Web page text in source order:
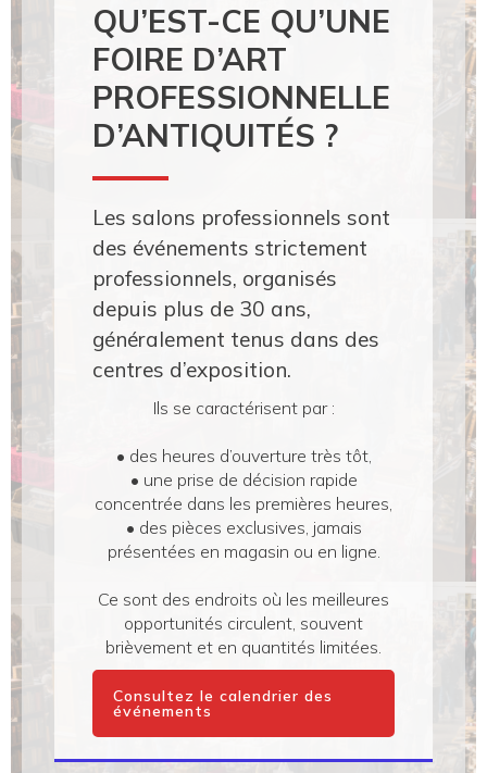
QU’EST-CE QU’UNE
FOIRE D’ART
PROFESSIONNELLE
D’ANTIQUITÉS ?
Les salons professionnels sont
des événements strictement
professionnels, organisés
depuis plus de 30 ans,
généralement tenus dans des
centres d’exposition.
Ils se caractérisent par :
• des heures d’ouverture très tôt,
• une prise de décision rapide
concentrée dans les premières heures,
• des pièces exclusives, jamais
présentées en magasin ou en ligne.
Ce sont des endroits où les meilleures
opportunités circulent, souvent
brièvement et en quantités limitées.
Consultez le calendrier des
événements